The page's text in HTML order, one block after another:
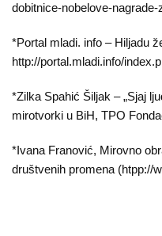
dobitnice-nobelove-nagrade-
*Portal mladi. info – Hiljadu
http://portal.mladi.info/
*Zilka Spahić Šiljak – „Sjaj
mirotvorki u BiH, TPO
*Ivana Franović, Mirovno
društvenih promena (htpp://